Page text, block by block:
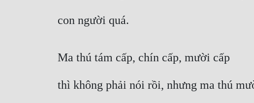
con người quá.
Ma thú tám cấp, chín cấp, mười cấp
thì không phải nói rồi, nhưng ma thú